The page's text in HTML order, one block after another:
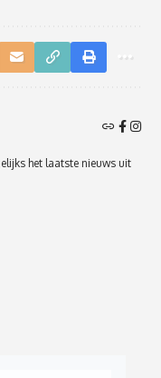
het laatste nieuws uit